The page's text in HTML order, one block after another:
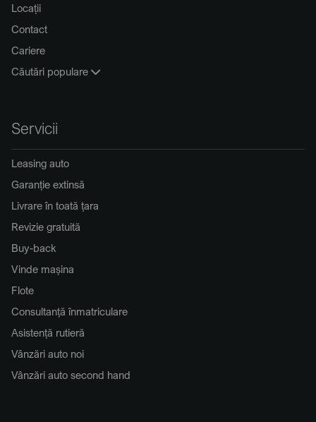
Locații
Contact
Cariere
Căutări populare
Servicii
Leasing auto
Garanție extinsă
Livrare în toată țara
Revizie gratuită
Buy-back
Vinde mașina
Flote
Consultanță înmatriculare
Asistență rutieră
Vânzări auto noi
Vânzări auto second hand